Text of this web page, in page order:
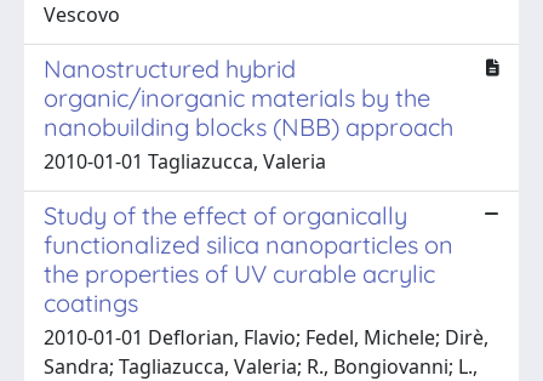
Vescovo
Nanostructured hybrid
organic/inorganic materials by the
nanobuilding blocks (NBB) approach
2010-01-01 Tagliazucca, Valeria
Study of the effect of organically
functionalized silica nanoparticles on
the properties of UV curable acrylic
coatings
2010-01-01 Deflorian, Flavio; Fedel, Michele; Dirè,
Sandra; Tagliazucca, Valeria; R., Bongiovanni; L.,